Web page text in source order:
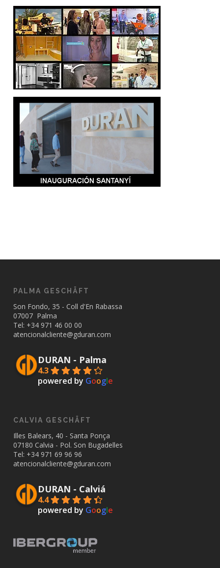
PALMA GESCHÄFT
Son Fondo, 35 - Coll d'En Rabassa
07007 Palma
Tel: +34 971 46 00 00
atencionalcliente@gduran.com
DURAN - Palma
4.3
powered by Google
CALVIA GESCHÄFT
Illes Balears, 40 - Santa Ponça
07180 Calvia - Pol. Son Bugadelles
Tel: +34 971 69 96 96
atencionalcliente@gduran.com
DURAN - Calviá
4.4
powered by Google